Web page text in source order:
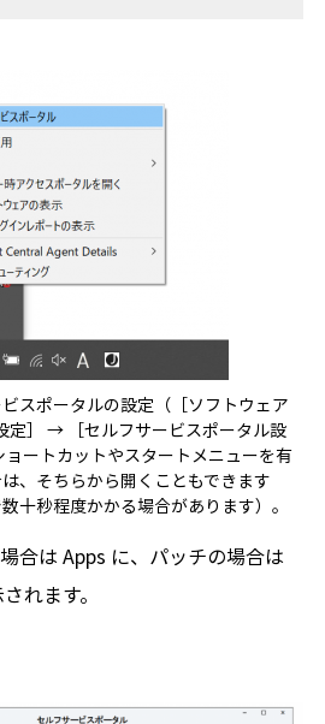
スポータルの設定（［ソフトウェア
定］ → ［セルフサービスポータル設
ョートカットやスタートメニューを有
、そちらから開くこともできます
数十秒程度かかる場合があります）。
合は Apps に、パッチの場合は
れます。